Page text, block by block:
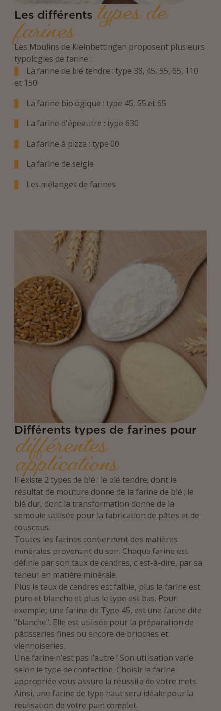
Les différents types de
farines
Les Moulins de Kleinbettingen proposent plusieurs
typologies de farine :
La farine de blé tendre : type 38, 45, 55, 65, 110
et 150
La farine biologique : type 45, 55 et 65
La farine d'épeautre : type 630
La farine à pizza : type 00
La farine de seigle
Les mélanges de farines
Différents types de farines pour
différentes
applications
Il existe 2 types de blé : le blé tendre, dont le
résultat de mouture donne de la farine de blé ; le
blé dur, dont la transformation donne de la
semoule utilisée pour la fabrication de pâtes et de
couscous.
Toutes les farines contiennent des matières
minérales provenant du son. Chaque farine est
définie par son taux de cendres, c'est-à-dire, par sa
teneur en matière minérale.
Plus le taux de cendres est faible, plus la farine est
pure et blanche et plus le type est bas. Pour
exemple, une farine de Type 45, est une farine dite
"blanche". Elle est utilisée pour la préparation de
pâtisseries fines ou encore de brioches et
viennoiseries.
Une farine n’est pas l’autre ! Son utilisation varie
selon le type de confection. Choisir la farine
appropriée vous assure la réussite de votre mets.
Ainsi, une farine de type haut sera idéale pour la
réalisation de votre pain complet.